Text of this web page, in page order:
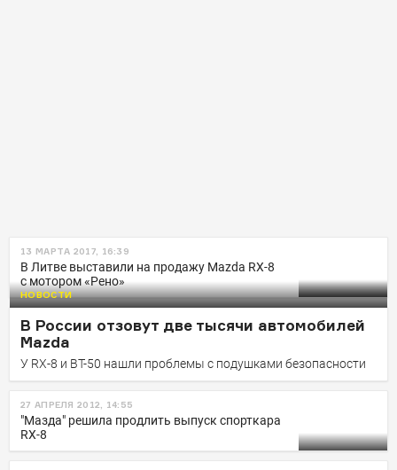
13 МАРТА 2017, 16:39
В Литве выставили на продажу Mazda RX-8
с мотором «Рено»
НОВОСТИ
В России отзовут две тысячи автомобилей
Mazda
У RX-8 и BT-50 нашли проблемы с подушками безопасности
27 АПРЕЛЯ 2012, 14:55
"Мазда" решила продлить выпуск спорткара
RX-8